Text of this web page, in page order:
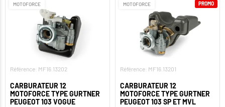
MOTOFORCE
Référence: MF16.13202
CARBURATEUR 12
MOTOFORCE TYPE GURTNER
PEUGEOT 103 VOGUE
MOTOFORCE
Référence: MF16.13201
CARBURATEUR 12
MOTOFORCE TYPE GURTNER
PEUGEOT 103 SP ET MVL
PROMO